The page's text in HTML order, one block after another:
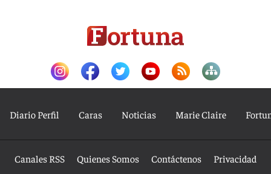
Diario Perfil Caras Noticias Marie Claire
Canales RSS Quienes Somos Contáctenos Privacidad